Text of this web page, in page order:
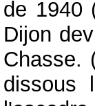
de 1940
Dijon
Chasse.
dissous